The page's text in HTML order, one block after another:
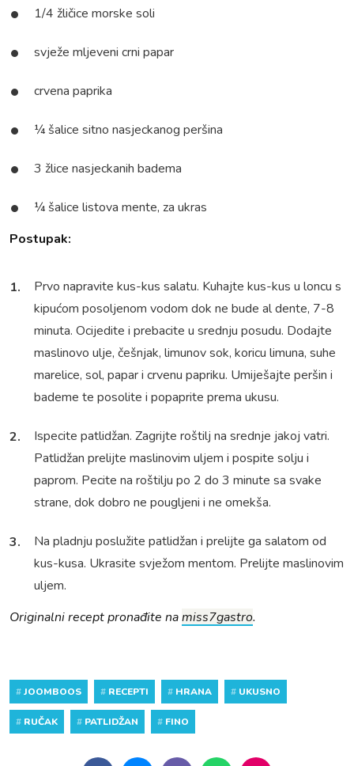
1/4 žličice morske soli
svježe mljeveni crni papar
crvena paprika
¼ šalice sitno nasjeckanog peršina
3 žlice nasjeckanih badema
¼ šalice listova mente, za ukras
Postupak:
Prvo napravite kus-kus salatu. Kuhajte kus-kus u loncu s
kipućom posoljenom vodom dok ne bude al dente, 7-8
minuta. Ocijedite i prebacite u srednju posudu. Dodajte
maslinovo ulje, češnjak, limunov sok, koricu limuna, suhe
marelice, sol, papar i crvenu papriku. Umiješajte peršin i
bademe te posolite i popaprite prema ukusu.
Ispecite patlidžan. Zagrijte roštilj na srednje jakoj vatri.
Patlidžan prelijte maslinovim uljem i pospite solju i
paprom. Pecite na roštilju po 2 do 3 minute sa svake
strane, dok dobro ne pougljeni i ne omekša.
Na pladnju poslužite patlidžan i prelijte ga salatom od
kus-kusa. Ukrasite svježom mentom. Prelijte maslinovim
uljem.
Originalni recept pronađite namiss7gastro.
#JOOMBOOS # RECEPTI # HRANA # UKUSNO
# RUČAK # PATLIDŽAN # FINO